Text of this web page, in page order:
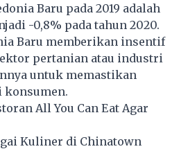
Baru pada 2019 adalah
-0,8% pada tahun 2020.
Baru memberikan insentif
pertanian atau industri
untuk memastikan
konsumen.
All You Can Eat Agar
Kuliner di Chinatown